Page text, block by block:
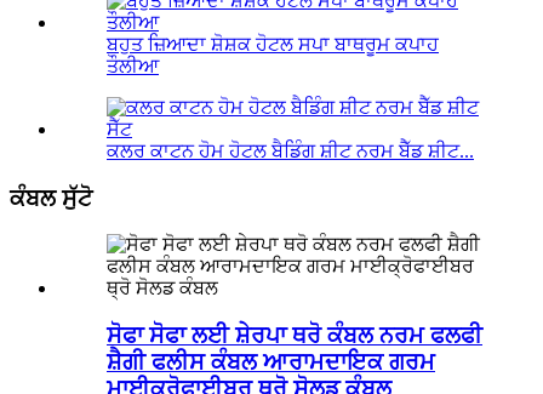
ਬਹੁਤ ਜ਼ਿਆਦਾ ਸ਼ੋਸ਼ਕ ਹੋਟਲ ਸਪਾ ਬਾਥਰੂਮ ਕਪਾਹ
ਤੌਲੀਆ
ਕਲਰ ਕਾਟਨ ਹੋਮ ਹੋਟਲ ਬੈਡਿੰਗ ਸ਼ੀਟ ਨਰਮ ਬੈੱਡ ਸ਼ੀਟ...
ਕੰਬਲ ਸੁੱਟੋ
ਸੋਫਾ ਸੋਫਾ ਲਈ ਸ਼ੇਰਪਾ ਥਰੋ ਕੰਬਲ ਨਰਮ ਫਲਫੀ
ਸ਼ੈਗੀ ਫਲੀਸ ਕੰਬਲ ਆਰਾਮਦਾਇਕ ਗਰਮ
ਮਾਈਕ੍ਰੋਫਾਈਬਰ ਥ੍ਰੋ ਸੋਲਡ ਕੰਬਲ